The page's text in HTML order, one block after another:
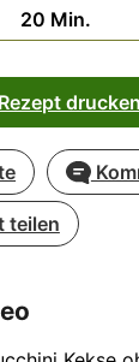
20Minuten
Min.
Rezept drucken
teilen